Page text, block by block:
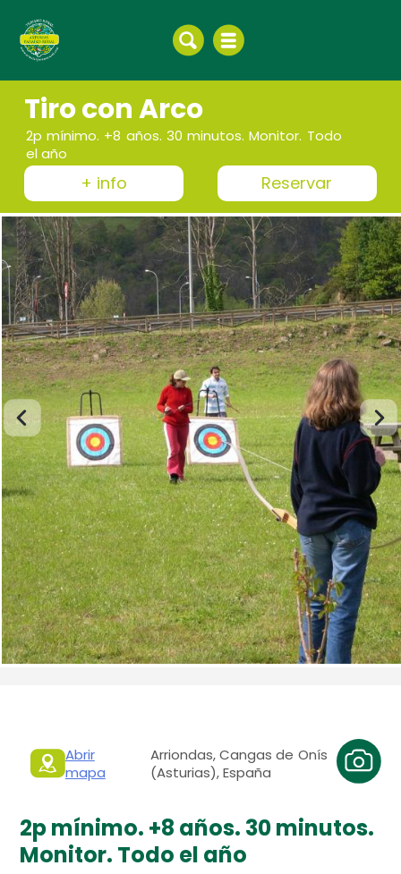
Tiro con Arco
2p mínimo. +8 años. 30 minutos. Monitor. Todo
el año
+ info Reservar
Abrir
mapa
Arriondas, Cangas de Onís
(Asturias), España
2p mínimo. +8 años. 30 minutos.
Monitor. Todo el año